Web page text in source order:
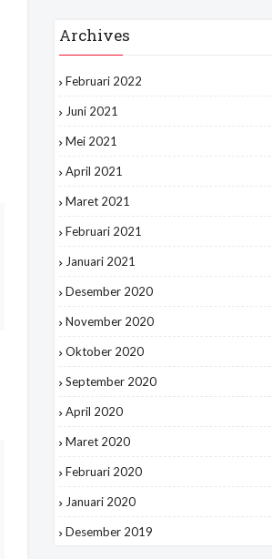
Archives
Februari 2022
Juni 2021
Mei 2021
April 2021
Maret 2021
Februari 2021
Januari 2021
Desember 2020
November 2020
Oktober 2020
September 2020
April 2020
Maret 2020
Februari 2020
Januari 2020
Desember 2019